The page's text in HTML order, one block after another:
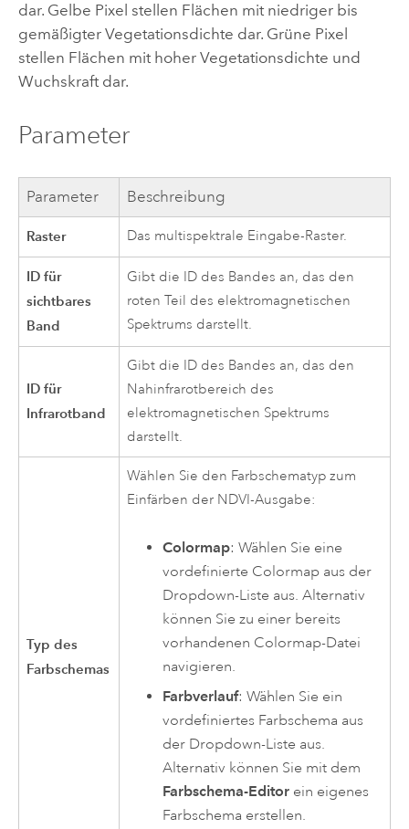
dar. Gelbe Pixel stellen Flächen mit niedriger bis
gemäßigter Vegetationsdichte dar. Grüne Pixel
stellen Flächen mit hoher Vegetationsdichte und
Wuchskraft dar.
Parameter
Parameter Beschreibung
Raster Das multispektrale Eingabe-Raster.
ID für
sichtbares
Band
Gibt die ID des Bandes an, das den
roten Teil des elektromagnetischen
Spektrums darstellt.
ID für
Infrarotband
Gibt die ID des Bandes an, das den
Nahinfrarotbereich des
elektromagnetischen Spektrums
darstellt.
Typ des
Farbschemas
Wählen Sie den Farbschematyp zum
Einfärben der NDVI-Ausgabe:
Colormap: Wählen Sie eine
vordefinierte Colormap aus der
Dropdown-Liste aus. Alternativ
können Sie zu einer bereits
vorhandenen Colormap-Datei
navigieren.
Farbverlauf: Wählen Sie ein
vordefiniertes Farbschema aus
der Dropdown-Liste aus.
Alternativ können Sie mit dem
Farbschema-Editor ein eigenes
Farbschema erstellen.